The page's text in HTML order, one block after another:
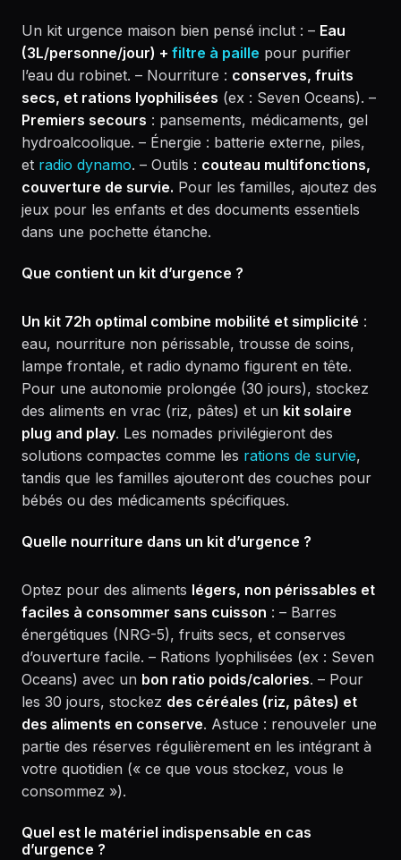
Un kit urgence maison bien pensé inclut : – Eau
(3L/personne/jour) + filtre à paille pour purifier
l’eau du robinet. – Nourriture : conserves, fruits
secs, et rations lyophilisées (ex : Seven Oceans). –
Premiers secours : pansements, médicaments, gel
hydroalcoolique. – Énergie : batterie externe, piles,
et radio dynamo. – Outils : couteau multifonctions,
couverture de survie. Pour les familles, ajoutez des
jeux pour les enfants et des documents essentiels
dans une pochette étanche.
Que contient un kit d’urgence ?
Un kit 72h optimal combine mobilité et simplicité :
eau, nourriture non périssable, trousse de soins,
lampe frontale, et radio dynamo figurent en tête.
Pour une autonomie prolongée (30 jours), stockez
des aliments en vrac (riz, pâtes) et un kit solaire
plug and play. Les nomades privilégieront des
solutions compactes comme les rations de survie,
tandis que les familles ajouteront des couches pour
bébés ou des médicaments spécifiques.
Quelle nourriture dans un kit d’urgence ?
Optez pour des aliments légers, non périssables et
faciles à consommer sans cuisson : – Barres
énergétiques (NRG-5), fruits secs, et conserves
d’ouverture facile. – Rations lyophilisées (ex : Seven
Oceans) avec un bon ratio poids/calories. – Pour
les 30 jours, stockez des céréales (riz, pâtes) et
des aliments en conserve. Astuce : renouveler une
partie des réserves régulièrement en les intégrant à
votre quotidien (« ce que vous stockez, vous le
consommez »).
Quel est le matériel indispensable en cas
d’urgence ?